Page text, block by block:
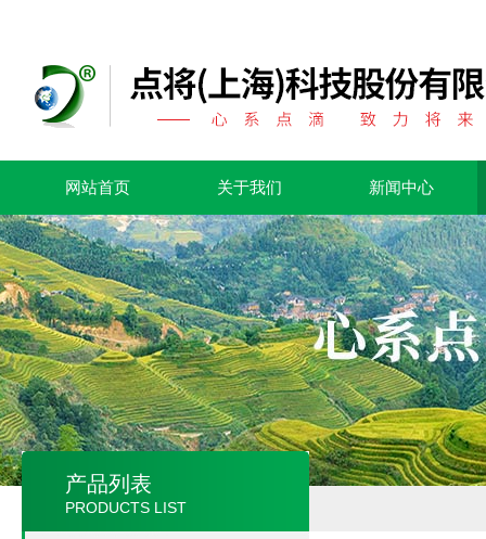
网站首页 关于我们 新闻中心
产品列表
PRODUCTS LIST